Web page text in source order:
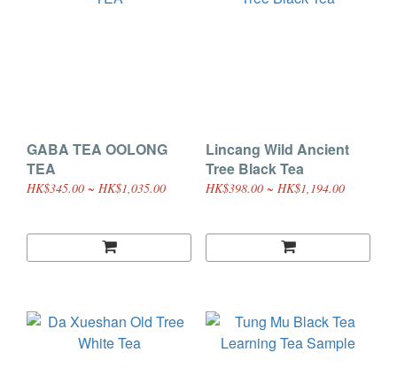
GABA TEA OOLONG
TEA
HK$345.00 ~ HK$1,035.00
Lincang Wild Ancient
Tree Black Tea
HK$398.00 ~ HK$1,194.00